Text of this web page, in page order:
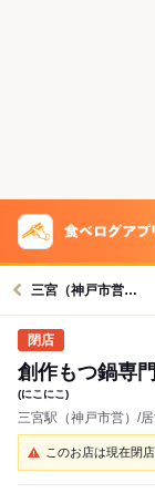
三宮（神戸市営）駅グルメへ
創作もつ鍋専
(にこにこ)
三宮駅（神戸市営）/
このお店は現在閉